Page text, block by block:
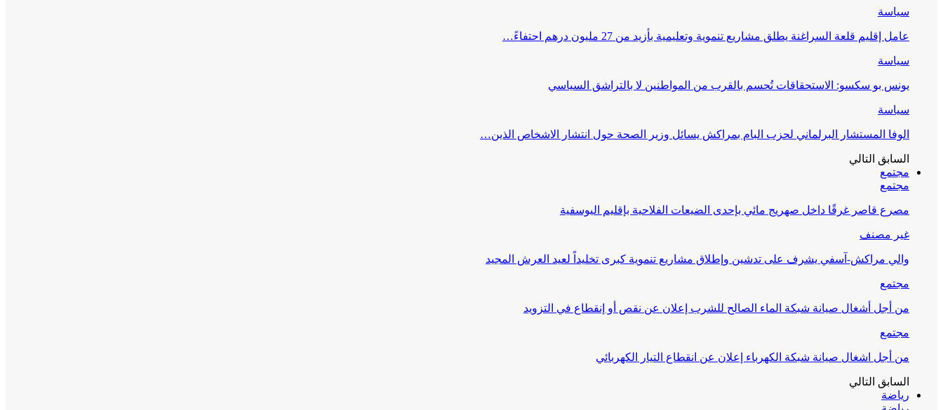
سياسة
عامل إقليم قلعة السراغنة يطلق مشاريع تنموية وتعليمية بأزيد من 27 مليون درهم احتفاءً…
سياسة
يونس بو سكسو: الاستحقاقات تُحسم بالقرب من المواطنين لا بالتراشق السياسي
سياسة
الوفا المستشار البرلماني لحزب البام بمراكش يسائل وزير الصحة حول انتشار الاشخاص الذين…
السابق التالي
مجتمع
مجتمع
مصرع قاصر غرقًا داخل صهريج مائي بإحدى الضيعات الفلاحية بإقليم اليوسفية
غير مصنف
والي مراكش-آسفي يشرف على تدشين وإطلاق مشاريع تنموية كبرى تخليداً لعيد العرش المجيد
مجتمع
من أجل أشغال صيانة شبكة الماء الصالح للشرب إعلان عن نقص أو إنقطاع في التزويد
مجتمع
من أجل اشغال صيانة شبكة الكهرباء إعلان عن انقطاع التيار الكهربائي
السابق التالي
رياضة